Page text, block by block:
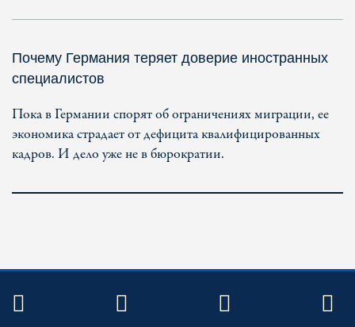
Почему Германия теряет доверие иностранных
специалистов
Пока в Германии спорят об ограничениях миграции, ее
экономика страдает от дефицита квалифицированных
кадров. И дело уже не в бюрократии.
TWITTER FACEBOOKYOUTUBE